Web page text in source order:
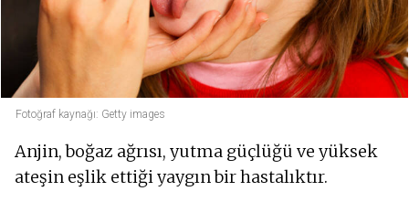
Fotoğraf kaynağı: Getty images
Anjin, boğaz ağrısı, yutma güçlüğü ve yüksek
ateşin eşlik ettiği yaygın bir hastalıktır.